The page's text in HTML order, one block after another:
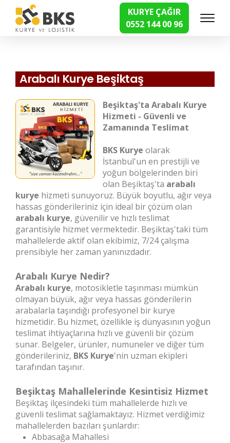
KURYE ÇAĞIR
0552 144 00 96
Hızlı Kurye Hizmetleri
Arabalı Kurye Beşiktaş
Beşiktaş'ta Arabalı Kurye
Hizmeti - Güvenli ve
Zamanında Teslimat
BKS Kurye olarak
İstanbul'un en prestijli ve
yoğun bölgelerinden biri
olan Beşiktaş'ta arabalı
kurye hizmeti sunuyoruz. Büyük boyutlu, ağır veya
hassas gönderileriniz için ideal bir çözüm olan
arabalı kurye, güvenilir ve hızlı teslimat
garantisiyle hizmet vermektedir. Beşiktaş'taki tüm
mahallelerde aktif olan ekibimiz, 7/24 çalışma
prensibiyle her zaman yanınızdadır.
Arabalı Kurye Nedir?
Arabalı kurye, motosikletle taşınması mümkün
olmayan büyük, ağır veya hassas gönderilerin
arabalarla taşındığı profesyonel bir kurye
hizmetidir. Bu hizmet, özellikle iş dünyasının yoğun
teslimat ihtiyaçlarına hızlı ve güvenli bir çözüm
sunar. Belgeler, ürünler, numuneler ve diğer tüm
gönderileriniz, BKS Kurye'nin uzman ekipleri
tarafından taşınır.
Beşiktaş Mahallelerinde Kesintisiz Hizmet
Beşiktaş ilçesindeki tüm mahallelerde hızlı ve
güvenli teslimat sağlamaktayız. Hizmet verdiğimiz
mahallelerden bazıları şunlardır:
Abbasağa Mahallesi